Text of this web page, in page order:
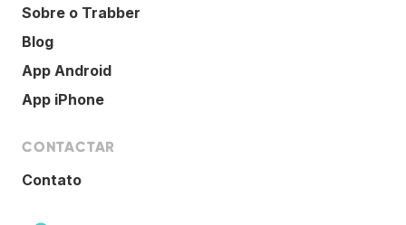
Sobre o Trabber
Blog
App Android
App iPhone
CONTACTAR
Contato